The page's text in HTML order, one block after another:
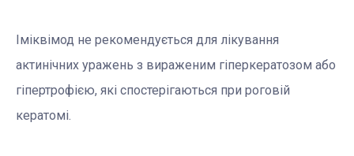
Іміквімод не рекомендується для лікування
актинічних уражень з вираженим гіперкератозом або
гіпертрофією, які спостерігаються при роговій
кератомі.